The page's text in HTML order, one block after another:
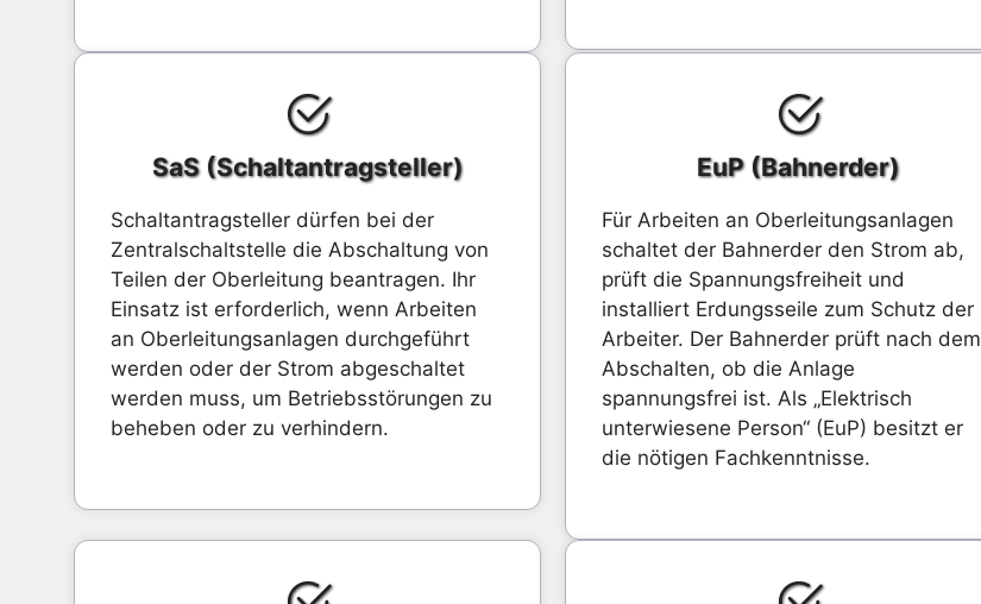
SaS (Schaltantragsteller)
Schaltantragsteller dürfen bei der
Zentralschaltstelle die Abschaltung von
Teilen der Oberleitung beantragen. Ihr
Einsatz ist erforderlich, wenn Arbeiten
an Oberleitungsanlagen durchgeführt
werden oder der Strom abgeschaltet
werden muss, um Betriebsstörungen zu
beheben oder zu verhindern.
EuP (Bahnerder)
Für Arbeiten an Oberleitungsanlagen
schaltet der Bahnerder den Strom ab,
prüft die Spannungsfreiheit und
installiert Erdungsseile zum Schutz der
Arbeiter. Der Bahnerder prüft nach dem
Abschalten, ob die Anlage
spannungsfrei ist. Als „Elektrisch
unterwiesene Person“ (EuP) besitzt er
die nötigen Fachkenntnisse.